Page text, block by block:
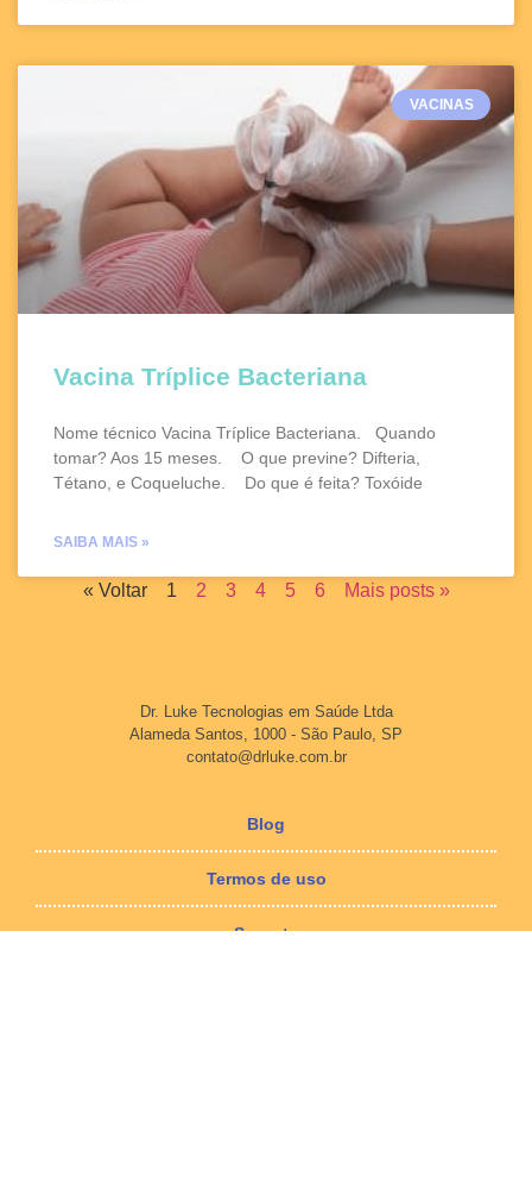
VACINAS
Vacina Tríplice Bacteriana
Nome técnico Vacina Tríplice Bacteriana. Quando
tomar? Aos 15 meses. O que previne? Difteria,
Tétano, e Coqueluche. Do que é feita? Toxóide
SAIBA MAIS »
« Voltar 1 2 3 4 5 6 Mais posts »
Dr. Luke Tecnologias em Saúde Ltda
Alameda Santos, 1000 - São Paulo, SP
contato@drluke.com.br
Blog
Termos de uso
Suporte